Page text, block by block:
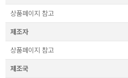
상품페이지 참고
제조자
상품페이지 참고
제조국